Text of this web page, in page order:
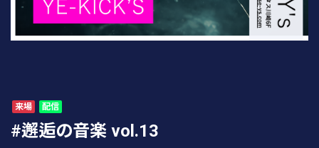
来場 配信
#邂逅の音楽 vol.13